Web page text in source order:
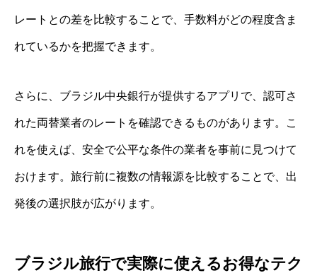
レートとの差を比較することで、手数料がどの程度含ま
れているかを把握できます。
さらに、ブラジル中央銀行が提供するアプリで、認可さ
れた両替業者のレートを確認できるものがあります。こ
れを使えば、安全で公平な条件の業者を事前に見つけて
おけます。旅行前に複数の情報源を比較することで、出
発後の選択肢が広がります。
ブラジル旅行で実際に使えるお得なテク